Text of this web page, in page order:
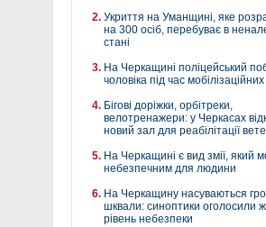
Укриття на Уманщині, яке
на 300 осіб, перебуває в
стані
На Черкащині поліцейський
чоловіка під час
Бігові доріжки, орбітреки,
велотренажери: у Черкасах
новий зал для реабілітації
На Черкащині є вид змії, який
небезпечним для людини
На Черкащину насуваються
шквали: синоптики оголосили
рівень небезпеки